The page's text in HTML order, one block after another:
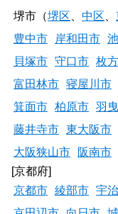
堺市（堺区 中区
豊中市
岸和田市
貝塚市 守口市 枚
富田林市 寝屋川市
箕面市 柏原市 羽
藤井寺市 東大阪市
大阪狭山市
阪南市
[京都府]
京都市 綾部市 宇